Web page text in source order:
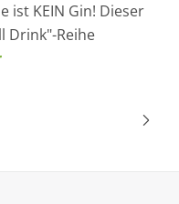
ist KEIN Gin! Dieser
Drink"-Reihe